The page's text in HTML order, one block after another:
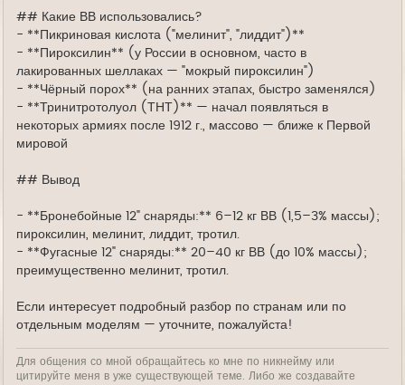
## Какие ВВ использовались?
- **Пикриновая кислота ("мелинит", "лиддит")**
- **Пироксилин** (у России в основном, часто в
лакированных шеллаках — "мокрый пироксилин")
- **Чёрный порох** (на ранних этапах, быстро заменялся)
- **Тринитротолуол (ТНТ)** — начал появляться в
некоторых армиях после 1912 г., массово — ближе к Первой
мировой
## Вывод
- **Бронебойные 12" снаряды:** 6–12 кг ВВ (1,5–3% массы);
пироксилин, мелинит, лиддит, тротил.
- **Фугасные 12" снаряды:** 20–40 кг ВВ (до 10% массы);
преимущественно мелинит, тротил.
Если интересует подробный разбор по странам или по
отдельным моделям — уточните, пожалуйста!
Для общения со мной обращайтесь ко мне по никнейму или
цитируйте меня в уже существующей теме. Либо же создавайте